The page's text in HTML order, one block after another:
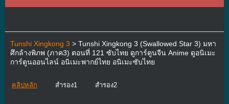
Tunshi Xingkong 3 > Tunshi Xingkong 3 (Swallowed Star 3) มหา
ศึกล้างพิภพ (ภาค3) ตอนที่ 121 ซับไทย ดูการ์ตูนจีน Anime ดูอนิเมะ
การ์ตูนออนไลน์ อนิเมะพากย์ไทย อนิเมะซับไทย
คลิปหลัก สำรอง1 สำรอง2